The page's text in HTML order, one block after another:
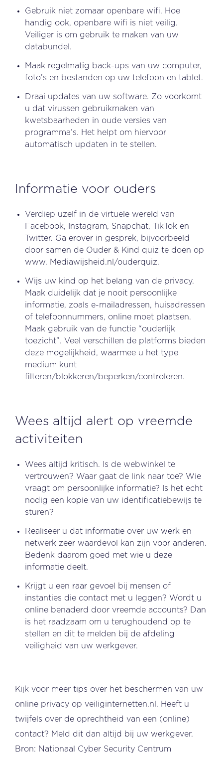
Gebruik niet zomaar openbare wifi. Hoe
handig ook, openbare wifi is niet veilig.
Veiliger is om gebruik te maken van uw
databundel.
Maak regelmatig back-ups van uw computer,
foto’s en bestanden op uw telefoon en tablet.
Draai updates van uw software. Zo voorkomt
u dat virussen gebruikmaken van
kwetsbaarheden in oude versies van
programma’s. Het helpt om hiervoor
automatisch updaten in te stellen.
Informatie voor ouders
Verdiep uzelf in de virtuele wereld van
Facebook, Instagram, Snapchat, TikTok en
Twitter. Ga erover in gesprek, bijvoorbeeld
door samen de Ouder & Kind quiz te doen op
www. Mediawijsheid.nl/ouderquiz.
Wijs uw kind op het belang van de privacy.
Maak duidelijk dat je nooit persoonlijke
informatie, zoals e-mailadressen, huisadressen
of telefoonnummers, online moet plaatsen.
Maak gebruik van de functie “ouderlijk
toezicht”. Veel verschillen de platforms bieden
deze mogelijkheid, waarmee u het type
medium kunt
filteren/blokkeren/beperken/controleren.
Wees altijd alert op vreemde
activiteiten
Wees altijd kritisch. Is de webwinkel te
vertrouwen? Waar gaat de link naar toe? Wie
vraagt om persoonlijke informatie? Is het echt
nodig een kopie van uw identificatiebewijs te
sturen?
Realiseer u dat informatie over uw werk en
netwerk zeer waardevol kan zijn voor anderen.
Bedenk daarom goed met wie u deze
informatie deelt.
Krijgt u een raar gevoel bij mensen of
instanties die contact met u leggen? Wordt u
online benaderd door vreemde accounts? Dan
is het raadzaam om u terughoudend op te
stellen en dit te melden bij de afdeling
veiligheid van uw werkgever.
Kijk voor meer tips over het beschermen van uw
online privacy op veiliginternetten.nl. Heeft u
twijfels over de oprechtheid van een (online)
contact? Meld dit dan altijd bij uw werkgever.
Bron: Nationaal Cyber Security Centrum